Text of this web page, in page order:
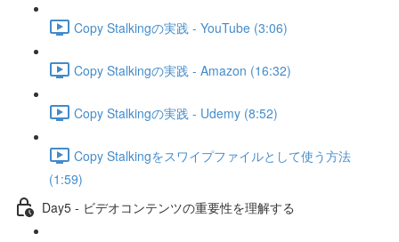
Copy Stalkingの実践 - YouTube (3:06)
Copy Stalkingの実践 - Amazon (16:32)
Copy Stalkingの実践 - Udemy (8:52)
Copy Stalkingをスワイプファイルとして使う方法
(1:59)
Day5 - ビデオコンテンツの重要性を理解する